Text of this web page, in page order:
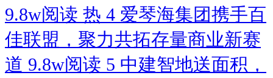
9.8w阅读 热 4 爱琴海集团携手百
佳联盟，聚力共拓存量商业新赛
道 9.8w阅读 5 中建智地送面积，